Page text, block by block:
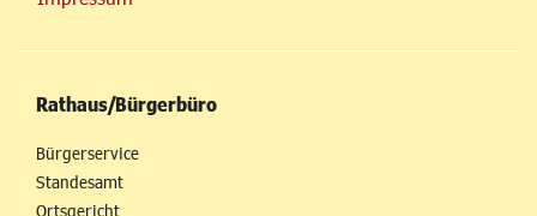
Rathaus/Bürgerbüro
Bürgerservice
Standesamt
Ortsgericht